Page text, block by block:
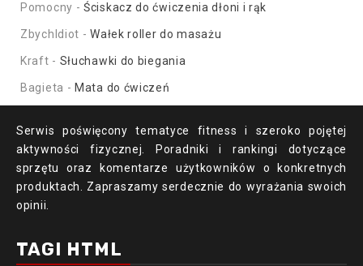
Pomocny -Ściskacz do ćwiczenia dłoni i rąk
ZbychIdiot -Wałek roller do masażu
Kraft - Słuchawki do biegania
Bagieta - Mata do ćwiczeń
Serwis poświęcony tematyce fitness i szeroko pojętej
aktywności fizycznej. Poradniki i rankingi dotyczące
sprzętu oraz komentarze użytkowników o konkretnych
produktach. Zapraszamy serdecznie do wyrażania swoich
opinii.
TAGI HTML